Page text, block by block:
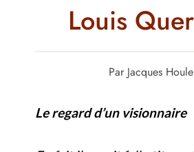
Louis
Par Jacques
Le regard d’un visionnaire